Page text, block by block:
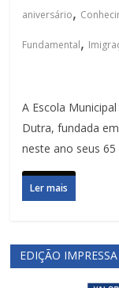
aniversário,
Fundamental,
A Escola
Dutra, fundada
neste ano seus 65
Ler mais
EDIÇÃO IMPRESSA